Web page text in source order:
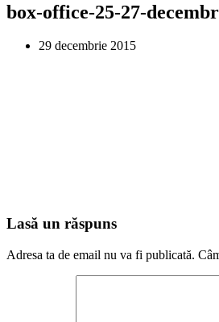
box-office-25-27-
29 decembrie 2015
Lasă un răspuns
Adresa ta de email nu va fi publicată.